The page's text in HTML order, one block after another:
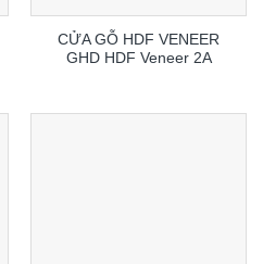
CỬA GỖ HDF VENEER
GHD HDF Veneer 2A